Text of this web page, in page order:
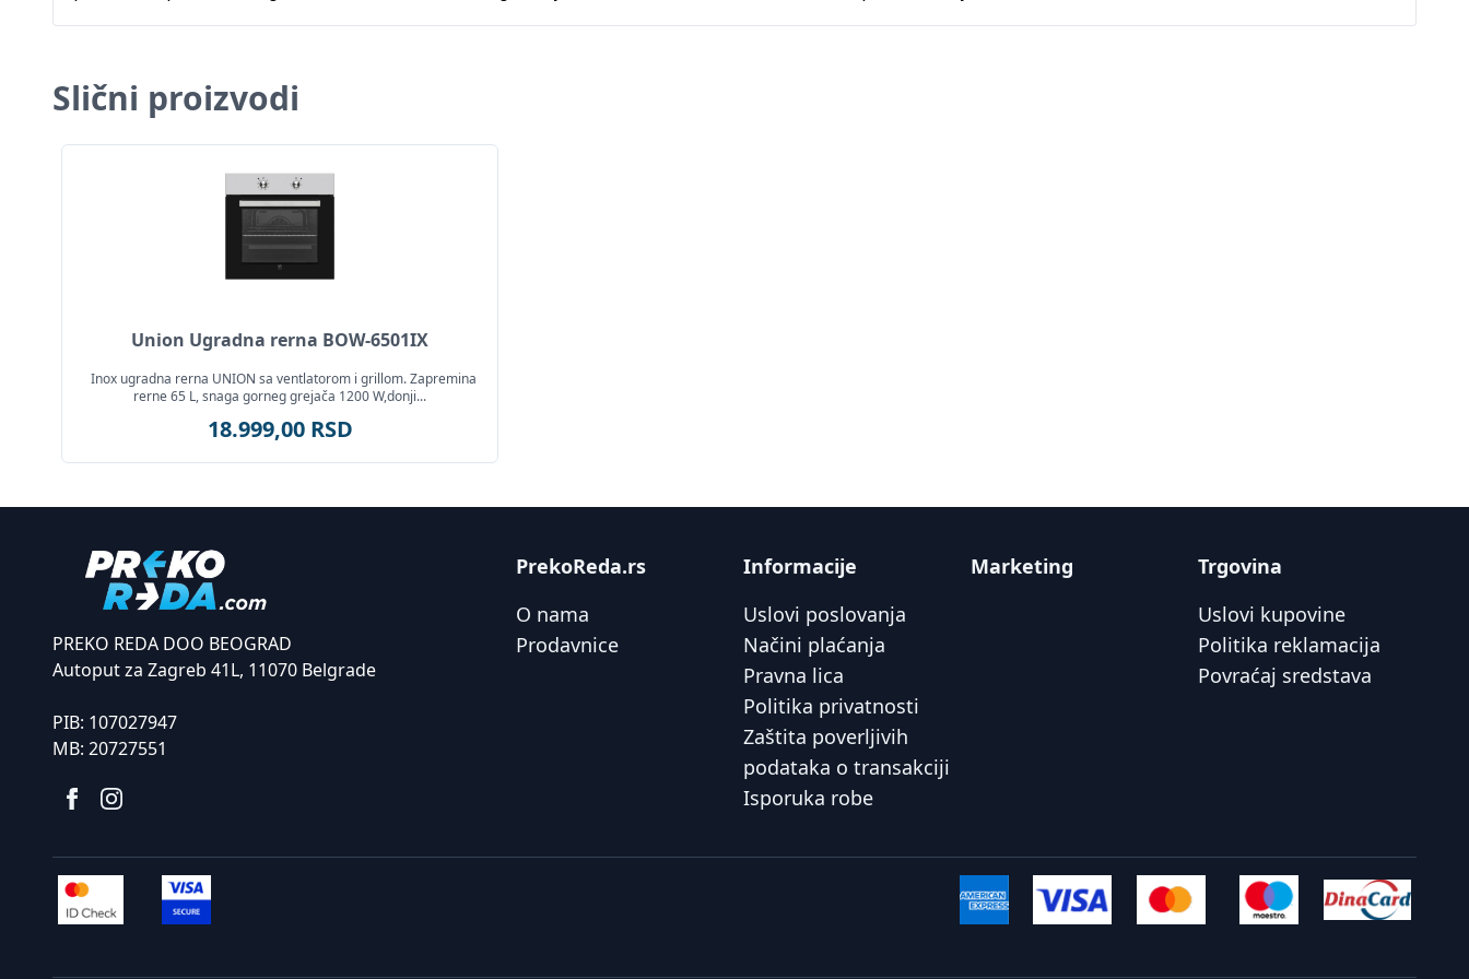
Slični proizvodi
Union Ugradna rerna BOW-6501IX
Inox ugradna rerna UNION sa ventlatorom i grillom. Zapremina
rerne 65 L, snaga gorneg grejača 1200 W,donji...
18.999,00 RSD
PREKO REDA DOO BEOGRAD
Autoput za Zagreb 41L, 11070 Belgrade
PIB: 107027947
MB: 20727551
PrekoReda.rs
O nama
Prodavnice
Informacije
Uslovi poslovanja
Načini plaćanja
Pravna lica
Politika privatnosti
Zaštita poverljivih
podataka o transakciji
Isporuka robe
Marketing
Trgovina
Uslovi kupovine
Politika reklamacija
Povraćaj sredstava